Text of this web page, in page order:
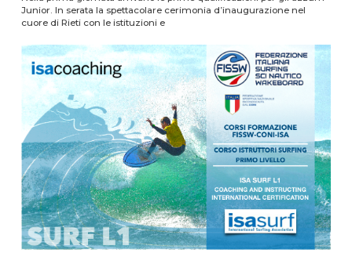
Junior. In serata la spettacolare cerimonia d’inaugurazione nel
cuore di Rieti con le istituzioni e